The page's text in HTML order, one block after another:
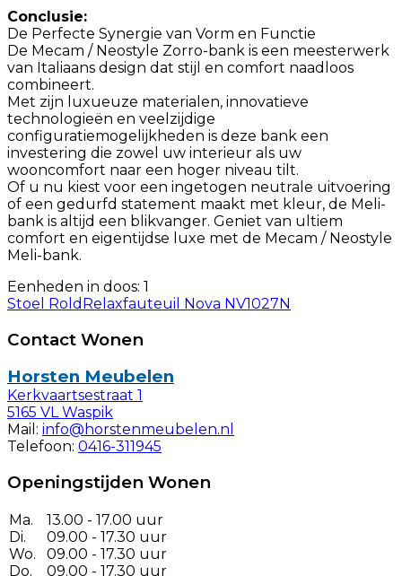
Conclusie:
De Perfecte Synergie van Vorm en Functie
De Mecam / Neostyle Zorro-bank is een meesterwerk
van Italiaans design dat stijl en comfort naadloos
combineert.
Met zijn luxueuze materialen, innovatieve
technologieën en veelzijdige
configuratiemogelijkheden is deze bank een
investering die zowel uw interieur als uw
wooncomfort naar een hoger niveau tilt.
Of u nu kiest voor een ingetogen neutrale uitvoering
of een gedurfd statement maakt met kleur, de Meli-
bank is altijd een blikvanger. Geniet van ultiem
comfort en eigentijdse luxe met de Mecam / Neostyle
Meli-bank.
Eenheden in doos: 1
Stoel Rold Relaxfauteuil Nova NV1027N
Contact Wonen
Horsten Meubelen
Kerkvaartsestraat 1
5165 VL Waspik
Mail: info@horstenmeubelen.nl
Telefoon: 0416-311945
Openingstijden Wonen
Ma.
Di.
Wo.
Do.
13.00 - 17.00 uur
09.00 - 17.30 uur
09.00 - 17.30 uur
09.00 - 17.30 uur